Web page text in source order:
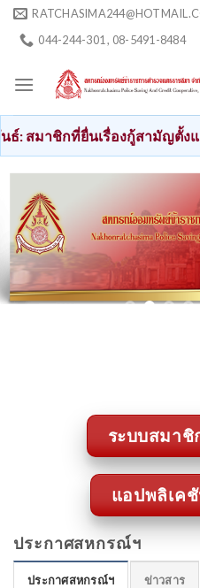
Skip
044-244-301 , 08-5491-8484
รื่องกู้สามัญตั้งแต่ วันที่ 1 ถึง
ระบบสมา
แอปพลิเค
ประกาศสหกรณ์ฯ
ประกาศสหกรณ์ฯ ข่าวสาร